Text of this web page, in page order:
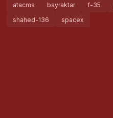
atacms bayraktar f-35
shahed-136
spacex